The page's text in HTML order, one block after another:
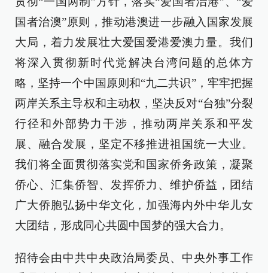
国者治澳”原则，推动港澳进一步融入国家发展
大局，着力发展壮大爱国爱港爱澳力量。我们
将深入贯彻新时代党解决台湾问题的总体方
略，坚持一个中国原则和“九二共识”，牢牢把握
两岸关系主导权和主动权，坚决反对“台独”分裂
行径和外部势力干涉，推动两岸关系和平发
展、融合发展，坚定不移推进祖国统一大业。
我们将全面贯彻落实党和国家侨务政策，凝聚
侨心、汇集侨智、发挥侨力、维护侨益，团结
广大侨胞弘扬中华文化，加强海内外中华儿女
大团结，形成同心共圆中国梦的强大合力。
招待会由中共中央政治局委员、中央外事工作